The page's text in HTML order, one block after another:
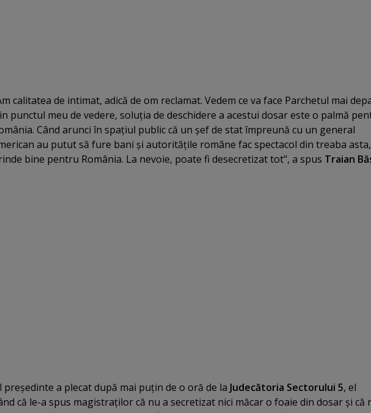
calitatea de intimat, adică de om reclamat. Vedem ce va face Parchetul mai
punctul meu de vedere, soluţia de deschidere a acestui dosar este o palmă
Când arunci în spaţiul public că un şef de stat împreună cu un general
au putut să fure bani şi autorităţile române fac spectacol din treaba
bine pentru România. La nevoie, poate fi desecretizat tot", a spus Traian
preşedinte a plecat după mai puţin de o oră de la Judecătoria Sectorului 5, el
că le-a spus magistraţilor că nu a secretizat nici măcar o foaie din dosar şi că